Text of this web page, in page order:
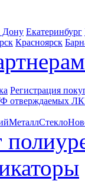
Дону Екатеринбург
Красноярск
Регистрация
отверждаемых
МеталлСтекло